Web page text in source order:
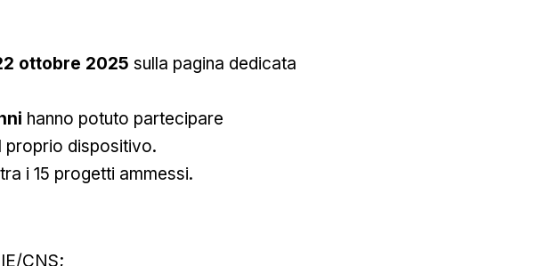
ottobre 2025 sulla pagina dedicata
hanno potuto partecipare
proprio dispositivo.
tra i 15 progetti ammessi.
CNS;